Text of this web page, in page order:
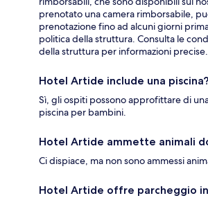
prenotato una camera rimborsabile,
prenotazione fino ad alcuni giorni
politica della struttura. Consulta le
della struttura per informazioni precise.
Hotel Artide include una piscina?
Sì, gli ospiti possono approfittare di
piscina per bambini.
Hotel Artide ammette animali
Ci dispiace, ma non sono ammessi
Hotel Artide offre parcheggio